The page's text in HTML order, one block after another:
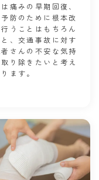
痛みの早期回復、
防のために根本改
うことはもちろん
、交通事故に対す
さんの不安な気持
り除きたいと考え
ます。